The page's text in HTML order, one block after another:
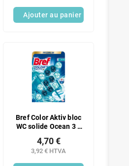
Ajouter au panier
Bref Color Aktiv bloc
WC solide Ocean 3 x
3,92 € HTVA
4,70 €